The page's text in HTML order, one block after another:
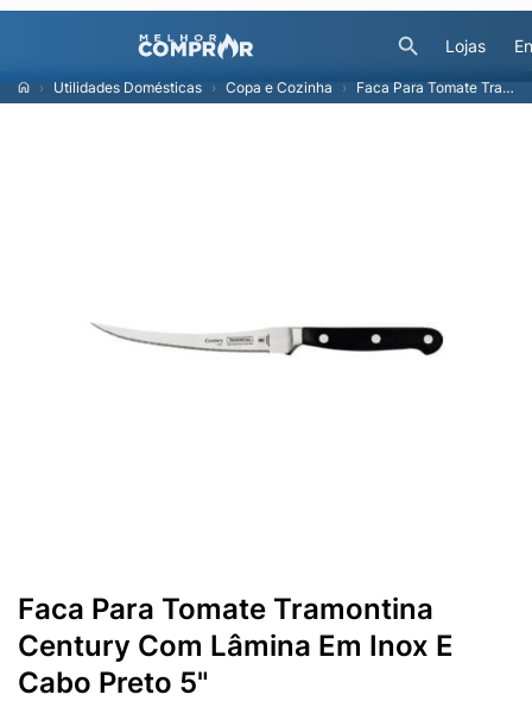
Lojas
Utilidades Domésticas Copa e Cozinha Faca Para Tomate Tramontina Century Com Lâmina Em Inox E Cabo Preto 5"
Faca Para Tomate Tramontina
Century Com Lâmina Em Inox E
Cabo Preto 5"